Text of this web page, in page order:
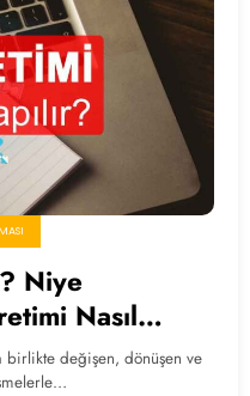
Niye
Nasıl
birlikte değişen, dönüşen ve